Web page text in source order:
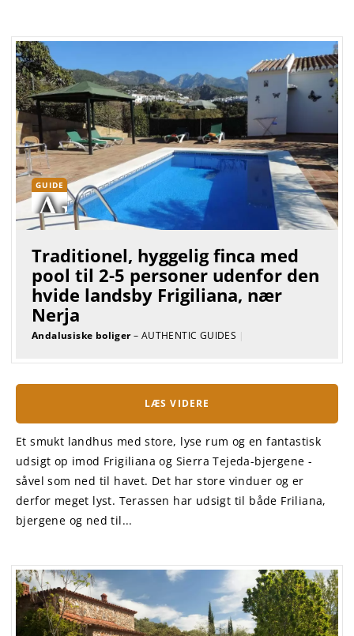
GUIDE
Traditionel, hyggelig finca med
pool til 2-5 personer udenfor den
hvide landsby Frigiliana, nær
Nerja
Andalusiske boliger– AUTHENTIC GUIDES |
LÆS VIDERE
Et smukt landhus med store, lyse rum og en fantastisk
udsigt op imod Frigiliana og Sierra Tejeda-bjergene -
såvel som ned til havet. Det har store vinduer og er
derfor meget lyst. Terassen har udsigt til både Friliana,
bjergene og ned til...